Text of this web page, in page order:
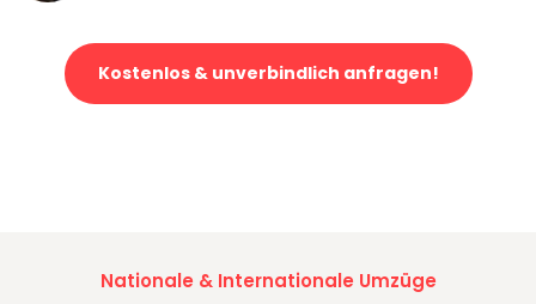
Kostenlos & unverbindlich anfragen!
Nationale & Internationale Umzüge